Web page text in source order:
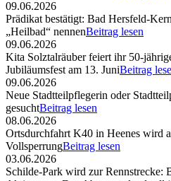
09.06.2026
Prädikat bestätigt: Bad Hersfeld-
„Heilbad“ nennenBeitrag lesen
09.06.2026
Kita Solztalräuber feiert ihr 50-
Jubiläumsfest am 13. JuniBeitrag
09.06.2026
Neue Stadtteilpflegerin oder
gesuchtBeitrag lesen
08.06.2026
Ortsdurchfahrt K40 in Heenes wird
VollsperrungBeitrag lesen
03.06.2026
Schilde-Park wird zur Rennstrecke: